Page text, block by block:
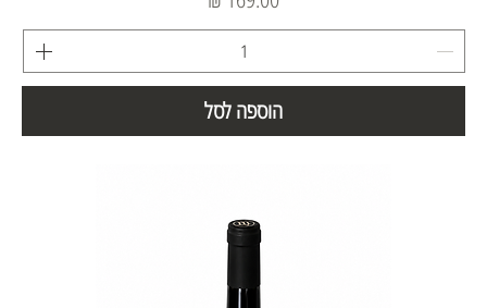
הוספה לסל